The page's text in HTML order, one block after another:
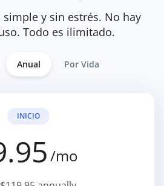
y sin estrés. No hay
Todo es ilimitado.
Anual Por Vida
INICIO
/mo